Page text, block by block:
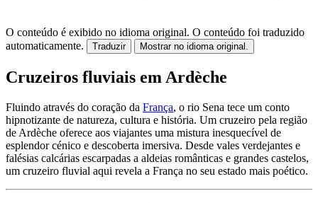
O conteúdo é exibido no idioma original. O conteúdo foi traduzido
automaticamente.
Traduzir Mostrar no idioma original.
Cruzeiros fluviais em Ardèche
Fluindo através do coração da França, o rio Sena tece um conto
hipnotizante de natureza, cultura e história. Um cruzeiro pela região
de Ardèche oferece aos viajantes uma mistura inesquecível de
esplendor cénico e descoberta imersiva. Desde vales verdejantes e
falésias calcárias escarpadas a aldeias românticas e grandes castelos,
um cruzeiro fluvial aqui revela a França no seu estado mais poético.